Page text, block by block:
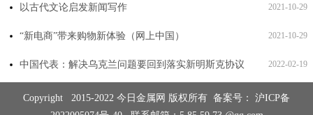
2021-10-29
以古代文论启发新闻写作
2021-10-29
“新电商”带来购物新体验（网上中国）
2022-02-19
中国代表：解决乌克兰问题要回到落实新明斯克协议
Copyright 2015-2022 今日金属网 版权所有 备案号： 沪ICP备